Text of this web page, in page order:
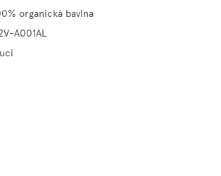
organická bavlna
A001AL